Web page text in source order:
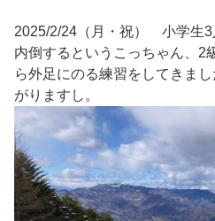
2025/2/24（月・祝） 小学生3
内倒するというこっちゃん、2
ら外足にのる練習をしてきま
がりますし。